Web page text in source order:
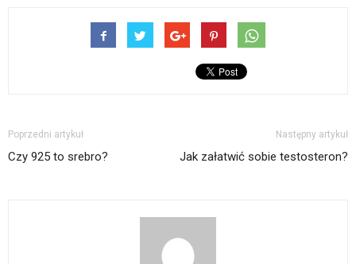
Poprzedni artykuł
Czy 925 to srebro?
Następny artykuł
Jak załatwić sobie testosteron?